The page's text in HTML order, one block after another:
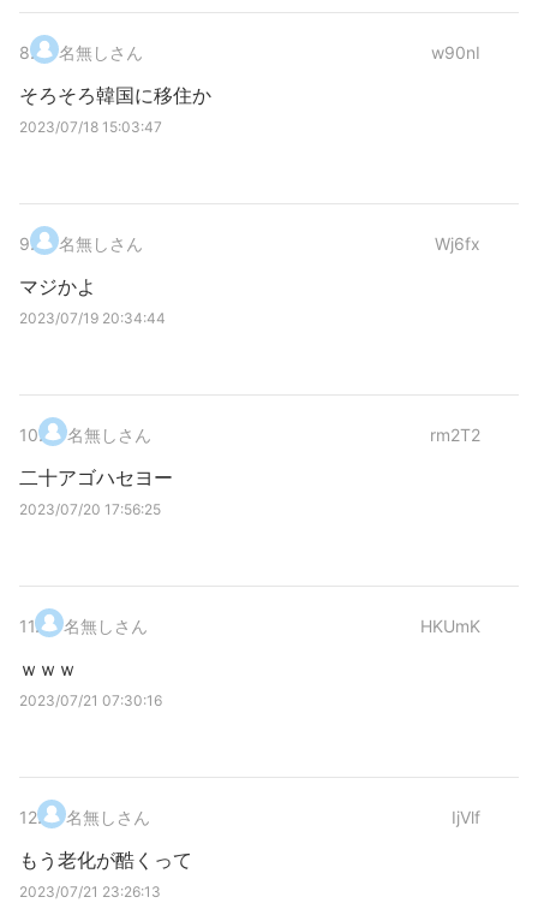
8. 名無しさん w90nI
そろそろ韓国に移住か
2023/07/18 15:03:47
9. 名無しさん Wj6fx
マジかよ
2023/07/19 20:34:44
10. 名無しさん rm2T2
二十アゴハセヨー
2023/07/20 17:56:25
11. 名無しさん HKUmK
ｗｗｗ
2023/07/21 07:30:16
12. 名無しさん IjVlf
もう老化が酷くって
2023/07/21 23:26:13